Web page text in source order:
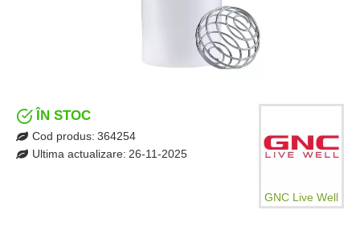
ÎN STOC
Cod produs: 364254
Ultima actualizare: 26-11-2025
GNC Live Well